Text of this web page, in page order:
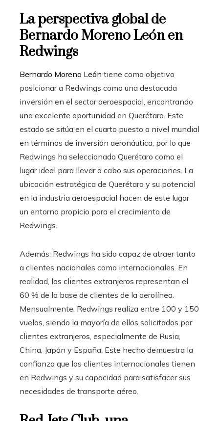
La perspectiva global de
Bernardo Moreno León en
Redwings
Bernardo Moreno León tiene como objetivo
posicionar a Redwings como una destacada
inversión en el sector aeroespacial, encontrando
una excelente oportunidad en Querétaro. Este
estado se sitúa en el cuarto puesto a nivel mundial
en términos de inversión aeronáutica, por lo que
Redwings ha seleccionado Querétaro como el
lugar ideal para llevar a cabo sus operaciones. La
ubicación estratégica de Querétaro y su potencial
en la industria aeroespacial hacen de este lugar
un entorno propicio para el crecimiento de
Redwings.
Además, Redwings ha sido capaz de atraer tanto
a clientes nacionales como internacionales. En
realidad, los clientes extranjeros representan el
60 % de la base de clientes de la aerolínea.
Mensualmente, Redwings realiza entre 100 y 150
vuelos, siendo la mayoría de ellos solicitados por
clientes extranjeros, especialmente de Rusia,
China, Japón y España. Este hecho demuestra la
confianza que los clientes internacionales tienen
en Redwings y su capacidad para satisfacer sus
necesidades de transporte aéreo.